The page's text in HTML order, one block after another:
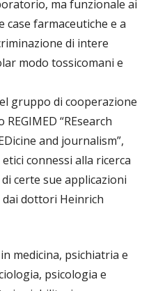
ma funzionale ai
farmaceutiche e a
di intere
modo tossicomani e
gruppo di cooperazione
“REsearch
and journalism”,
connessi alla ricerca
certe sue applicazioni
dottori Heinrich
medicina, psichiatria e
psicologia e